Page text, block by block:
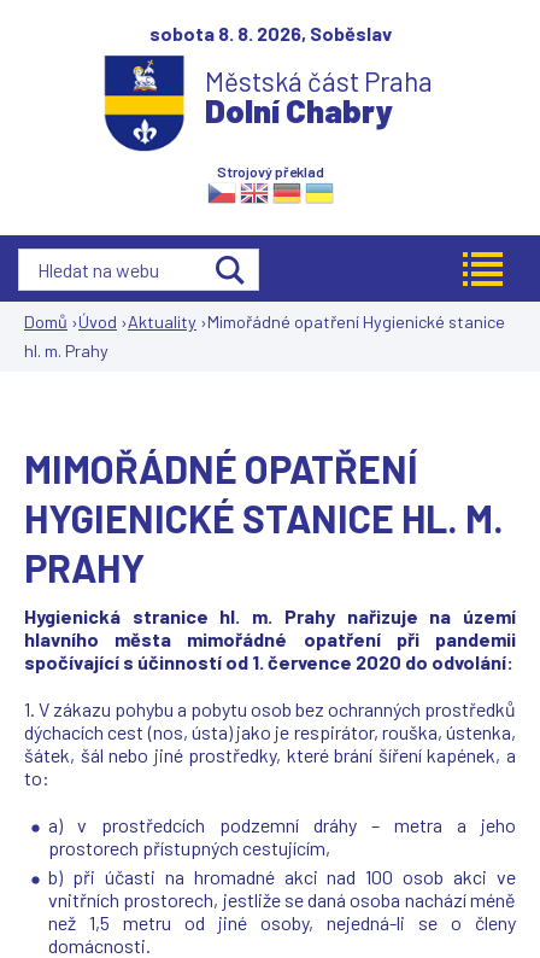
sobota 8. 8. 2026, Soběslav
Městská část Praha
Dolní Chabry
Strojový překlad
Jste
Domů ›Úvod ›Aktuality ›Mimořádné opatření Hygienické stanice
hl. m. Prahy
MIMOŘÁDNÉ OPATŘENÍ
HYGIENICKÉ STANICE HL. M.
PRAHY
Hygienická stranice hl. m. Prahy nařizuje na území
hlavního města mimořádné opatření při pandemii
spočívající s účinností od 1. července 2020 do odvolání:
1. V zákazu pohybu a pobytu osob bez ochranných prostředků
dýchacích cest (nos, ústa) jako je respirátor, rouška, ústenka,
šátek, šál nebo jiné prostředky, které brání šíření kapének, a
to:
a) v prostředcích podzemní dráhy – metra a jeho
prostorech přístupných cestujícím,
b) při účasti na hromadné akci nad 100 osob akci ve
vnitřních prostorech, jestliže se daná osoba nachází méně
než 1,5 metru od jiné osoby, nejedná-li se o členy
domácnosti.